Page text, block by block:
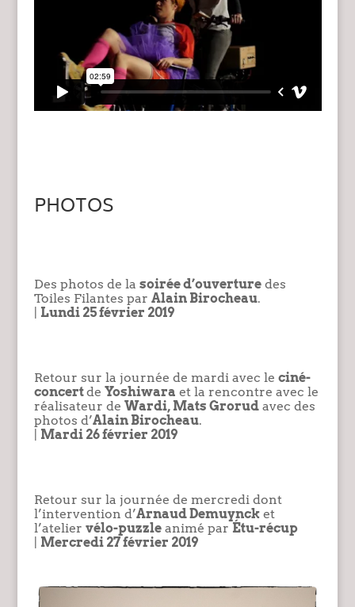
PHOTOS
Des photos de la soirée d’ouverturedes
Toiles Filantes par Alain Birocheau.
Lundi 25 février 2019
Retour sur la journée de mardi avec le ciné-
concertde Yoshiwara et la rencontre avec le
réalisateur de Wardi, Mats Grorudavec des
photos d’Alain Birocheau.
Mardi 26 février 2019
Retour sur la journée de mercredi dont
l’intervention d’Arnaud Demuyncket
l’atelier vélo-puzzleanimé par Étu-récup
Mercredi 27 février 2019